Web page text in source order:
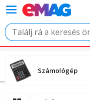
Számológép